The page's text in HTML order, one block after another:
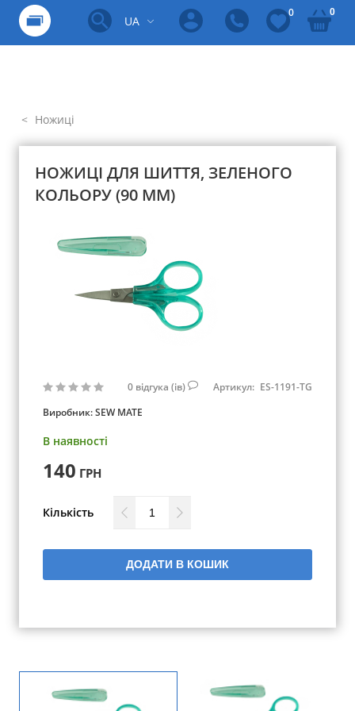
UA
0 0
Ножиці
НОЖИЦІ ДЛЯ ШИТТЯ, ЗЕЛЕНОГО
КОЛЬОРУ (90 ММ)
0 відгука (ів) Артикул: ES-1191-TG
Виробник:SEW MATE
В наявності
140 ГРН
Кількість
ДОДАТИ В КОШИК